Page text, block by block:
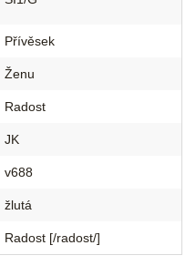
Přívěsek
Ženu
Radost
JK
v688
žlutá
Radost [/radost/]